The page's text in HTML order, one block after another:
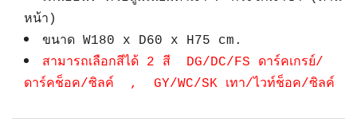
หน้า)
ขนาด W180 x D60 x H75 cm.
สามารถเลือกสีได้ 2 สี DG/DC/FS ดาร์คเกรย์/
ดาร์คช็อค/ซิลค์ , GY/WC/SK เทา/ไวท์ช็อค/ซิลค์